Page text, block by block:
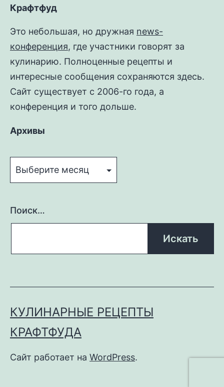
Крафтфуд
Это небольшая, но дружная news-
конференция, где участники говорят за
кулинарию. Полноценные рецепты и
интересные сообщения сохраняются здесь.
Сайт существует с 2006-го года, а
конференция и того дольше.
Архивы
Поиск…
КУЛИНАРНЫЕ РЕЦЕПТЫ
КРАФТФУДА
Сайт работает на WordPress.